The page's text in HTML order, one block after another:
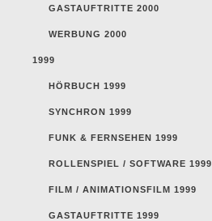
GASTAUFTRITTE 2000
WERBUNG 2000
1999
HÖRBUCH 1999
SYNCHRON 1999
FUNK & FERNSEHEN 1999
ROLLENSPIEL / SOFTWARE 1999
FILM / ANIMATIONSFILM 1999
GASTAUFTRITTE 1999